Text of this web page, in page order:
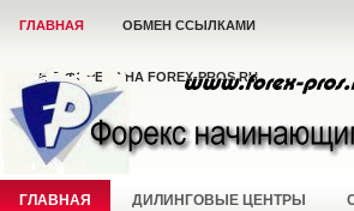
ГЛАВНАЯ ОБМЕН ССЫЛКАМИ
ВСЁ О ФОРЕКС НА FOREX-PROS.RU
ГЛАВНАЯ ДИЛИНГОВЫЕ ЦЕНТРЫ